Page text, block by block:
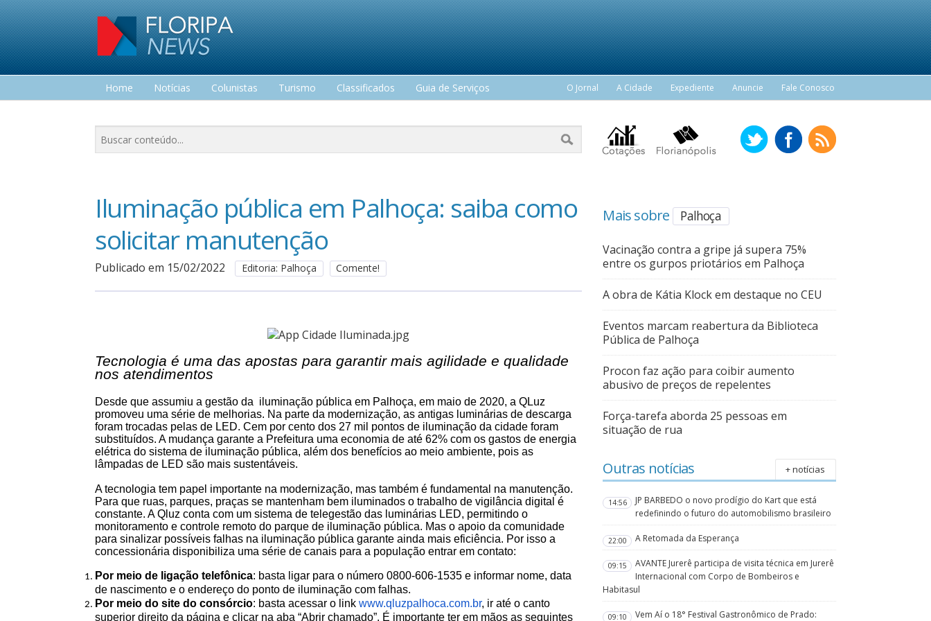
Home Notícias Colunistas Turismo Classificados
Guia de Serviços
O Jornal A Cidade Expediente Anuncie Fale Conosco
Iluminação pública em Palhoça: saiba como
solicitar manutenção
Publicado em 15/02/2022 Editoria: Palhoça Comente!
Tecnologia é uma das apostas para garantir mais agilidade e qualidade
nos atendimentos
Desde que assumiu a gestão da iluminação pública em Palhoça, em maio de 2020, a QLuz
promoveu uma série de melhorias. Na parte da modernização, as antigas luminárias de descarga
foram trocadas pelas de LED. Cem por cento dos 27 mil pontos de iluminação da cidade foram
substituídos. A mudança garante a Prefeitura uma economia de até 62% com os gastos de energia
elétrica do sistema de iluminação pública, além dos benefícios ao meio ambiente, pois as
lâmpadas de LED são mais sustentáveis.
A tecnologia tem papel importante na modernização, mas também é fundamental na manutenção.
Para que ruas, parques, praças se mantenham bem iluminados o trabalho de vigilância digital é
constante. A Qluz conta com um sistema de telegestão das luminárias LED, permitindo o
monitoramento e controle remoto do parque de iluminação pública. Mas o apoio da comunidade
para sinalizar possíveis falhas na iluminação pública garante ainda mais eficiência. Por isso a
concessionária disponibiliza uma série de canais para a população entrar em contato:
Por meio de ligação telefônica: basta ligar para o número 0800-606-1535 e informar nome, data
de nascimento e o endereço do ponto de iluminação com falhas.
Por meio do site do consórcio: basta acessar o link www.qluzpalhoca.com.br, ir até o canto
superior direito da página e clicar na aba “Abrir chamado”. É importante ter em mãos as seguintes
Mais sobre Palhoça
Vacinação contra a gripe já supera 75%
entre os gurpos priotários em Palhoça
A obra de Kátia Klock em destaque no CEU
Eventos marcam reabertura da Biblioteca
Pública de Palhoça
Procon faz ação para coibir aumento
abusivo de preços de repelentes
Força-tarefa aborda 25 pessoas em
situação de rua
Outras notícias + notícias
14:56
JP BARBEDO o novo prodígio do Kart que está
redefinindo o futuro do automobilismo brasileiro
22:00 A Retomada da Esperança
09:15
AVANTE Jurerê participa de visita técnica em Jurerê
Internacional com Corpo de Bombeiros e
Habitasul
09:10 Vem Aí o 18° Festival Gastronômico de Prado: